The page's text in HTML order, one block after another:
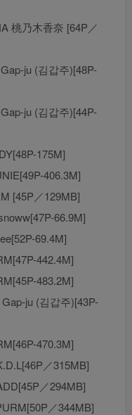
桃乃木香奈 [64P／
ju (김갑주)[48P-
ju (김갑주)[44P-
175M]
406.3M]
[45P／129MB]
66.9M]
69.4M]
442.4M]
483.2M]
ju (김갑주)[43P-
470.3M]
／315MB]
／294MB]
／344MB]